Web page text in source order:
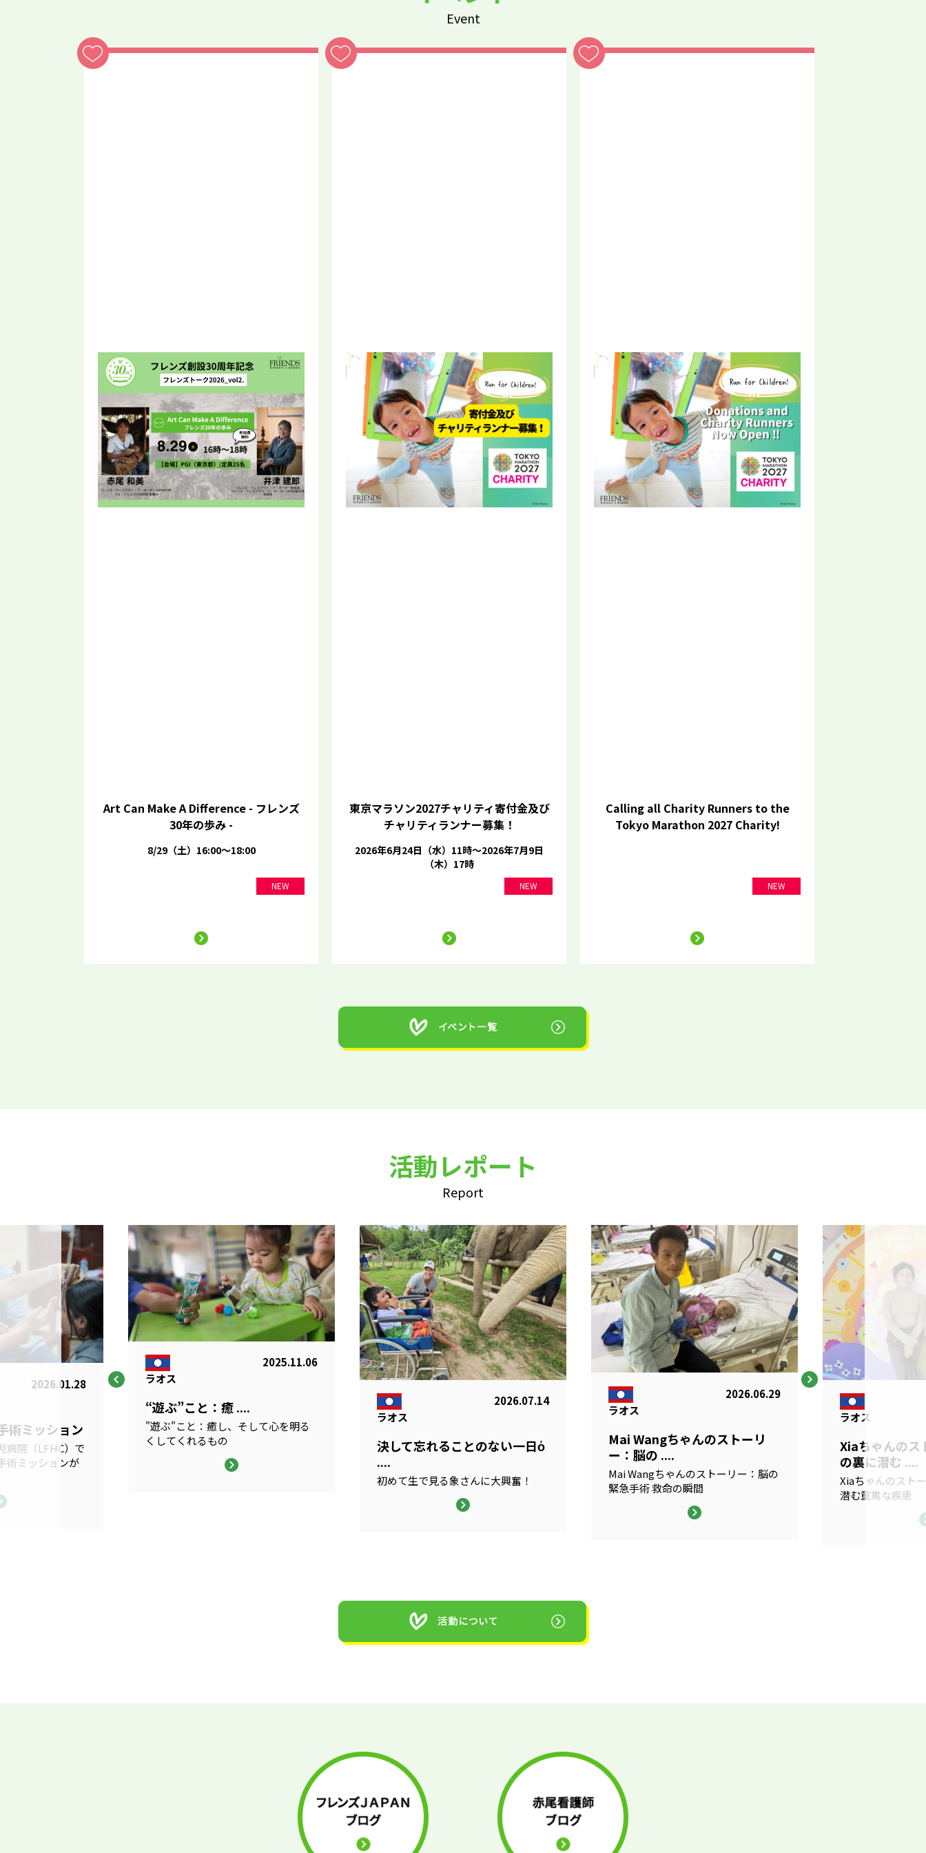
Event
Art Can Make A Difference - フレンズ
30年の歩み -
8/29（土）16:00～18:00
NEW
東京マラソン2027チャリティ寄付金及び
チャリティランナー募集！
2026年6月24日（水）11時～2026年7月9日
（木）17時
NEW
Calling all Charity Runners to the
Tokyo Marathon 2027 Charity!
NEW
活動レポート
Report
2026.01.28
術ミッション
病院（LFHC）で
術ミッションが
ラオス
2025.11.06
“遊ぶ”こと：癒 ....
"遊ぶ"こと：癒し、そして心を明る
くしてくれるもの
ラオス
2026.07.14
決して忘れることのない一日ὁ
....
初めて生で見る象さんに大興奮！
ラオス
2026.06.29
Mai Wangちゃんのストーリ
ー：脳の ....
Mai Wangちゃんのストーリー：脳の
緊急手術 救命の瞬間
ラオス
Xiaちゃんのス
の裏に潜む ....
Xiaちゃんのスト
潜む重篤な疾患